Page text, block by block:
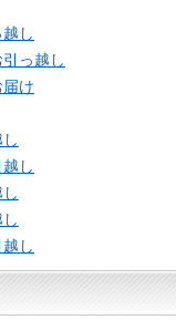
し
っ越し
け
し
し